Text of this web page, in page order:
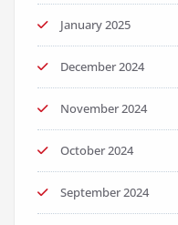
January 2025
December 2024
November 2024
October 2024
September 2024